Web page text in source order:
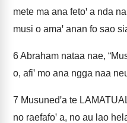
mete ma ana fetoꞌ a nda
musi o amaꞌ anan fo sao
6Abraham nataa nae,
o, afiꞌ mo ana ngga naa
7 Musunedꞌa te
no raefafoꞌ a, no au lao